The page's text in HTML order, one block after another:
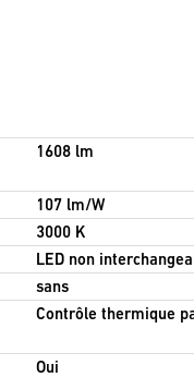
1608 lm
107 lm/W
3000 K
LED non
sans
Contrôle thermique
Oui